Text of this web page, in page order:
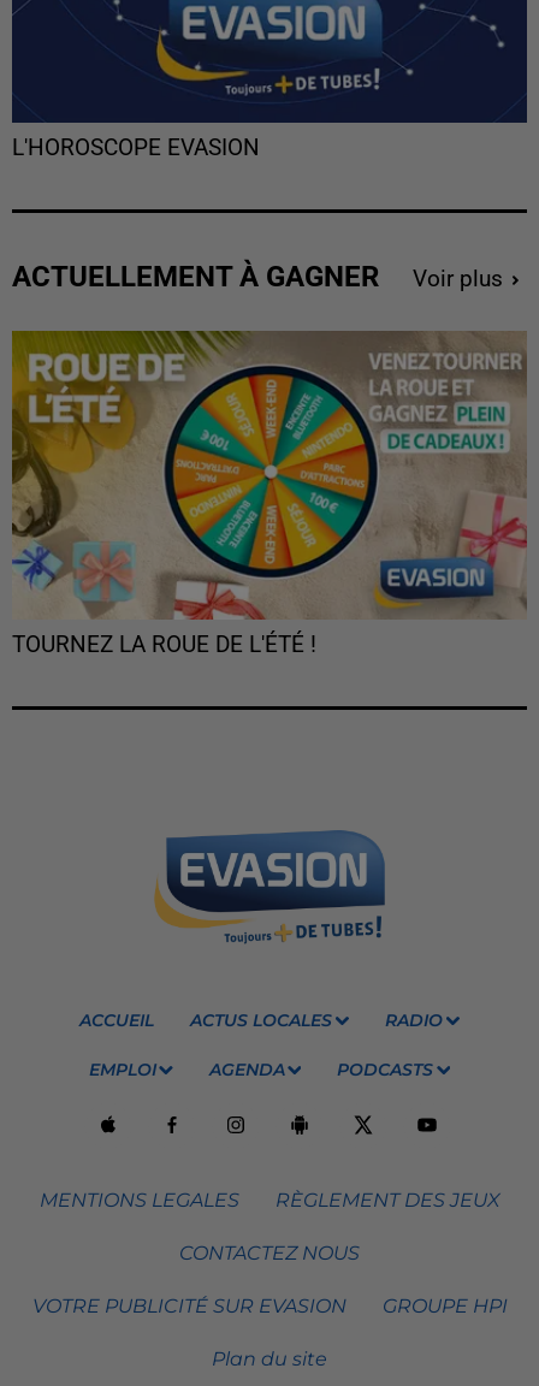
L'HOROSCOPE EVASION
ACTUELLEMENT À GAGNER Voir plus
TOURNEZ LA ROUE DE L'ÉTÉ !
ACCUEIL ACTUS LOCALES RADIO
EMPLOI AGENDA PODCASTS
MENTIONS LEGALES RÈGLEMENT DES JEUX
CONTACTEZ NOUS
VOTRE PUBLICITÉ SUR EVASION GROUPE HPI
Plan du site